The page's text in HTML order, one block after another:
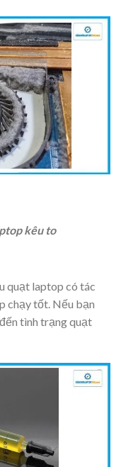
kêu to
quạt laptop có tác
chạy tốt. Nếu bạn
tình trạng quạt